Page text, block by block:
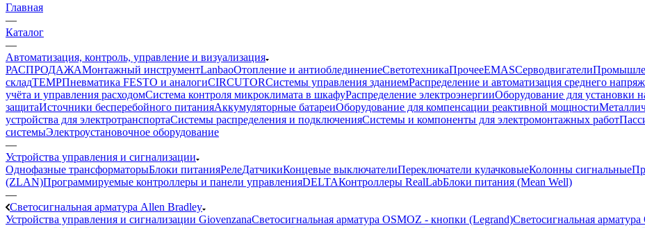
Главная
—
Каталог
—
Автоматизация, контроль, управление и визуализация
РАСПРОДАЖАМонтажный инструментLanbaoОтопление и антиоблединениеСветотехникаПрочееEMASCерводвигатели
складTEMPПневматика FESTO и аналогиCIRCUTORСистемы управления зданиемРаспределение и автоматизация среднего
учёта и управления расходомСистема контроля микроклимата в шкафуРаспределение электроэнергииОборудование для установки
защитаИсточники бесперебойного питанияАккумуляторные батареиОборудование для компенсации реактивной мощности
устройства для электротранспортаСистемы распределения и подключенияСистемы и компоненты для электромонтажных работ
системыЭлектроустановочное оборудование
—
Устройства управления и сигнализации
Однофазные трансформаторыБлоки питанияРелеДатчикиКонцевые выключателиПереключатели кулачковыеКолонны сигнальные
(ZLAN)Программируемые контроллеры и панели управленияDELTAКонтроллеры RealLabБлоки питания (Mean Well)
—
Светосигнальная арматура Allen Bradley
Устройства управления и сигнализации GiovenzanaСветосигнальная арматура OSMOZ - кнопки (Legrand)Светосигнальная